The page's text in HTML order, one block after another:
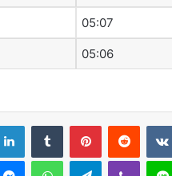
05:07
05:06
LinkedInTumblr PinterestReddit
MessengerWhatsAppTelegramViber